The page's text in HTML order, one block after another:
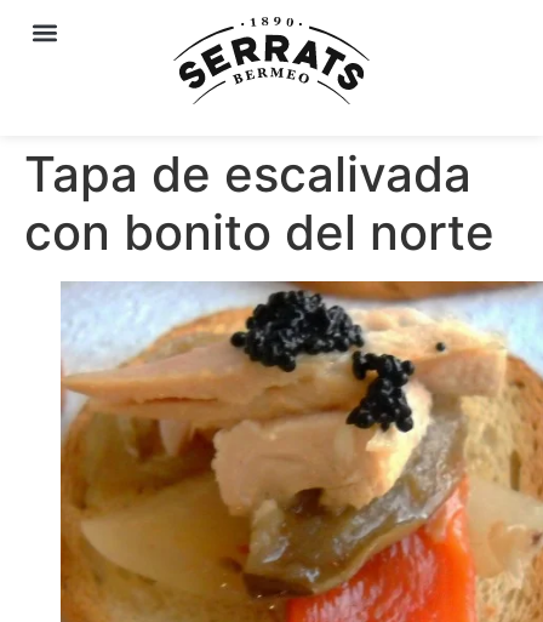
Tapa de escalivada
con bonito del norte